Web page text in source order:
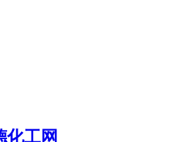
化工网